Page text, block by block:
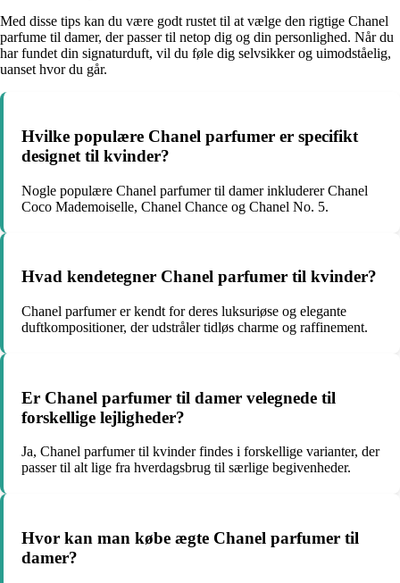
Med disse tips kan du være godt rustet til at vælge den rigtige Chanel
parfume til damer, der passer til netop dig og din personlighed. Når du
har fundet din signaturduft, vil du føle dig selvsikker og uimodståelig,
uanset hvor du går.
Hvilke populære Chanel parfumer er specifikt
designet til kvinder?
Nogle populære Chanel parfumer til damer inkluderer Chanel
Coco Mademoiselle, Chanel Chance og Chanel No. 5.
Hvad kendetegner Chanel parfumer til kvinder?
Chanel parfumer er kendt for deres luksuriøse og elegante
duftkompositioner, der udstråler tidløs charme og raffinement.
Er Chanel parfumer til damer velegnede til
forskellige lejligheder?
Ja, Chanel parfumer til kvinder findes i forskellige varianter, der
passer til alt lige fra hverdagsbrug til særlige begivenheder.
Hvor kan man købe ægte Chanel parfumer til
damer?